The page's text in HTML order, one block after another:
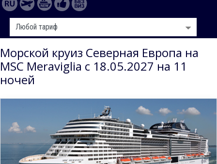
Морской круиз Северная Европа на
MSC Meraviglia с 18.05.2027 на 11
ночей